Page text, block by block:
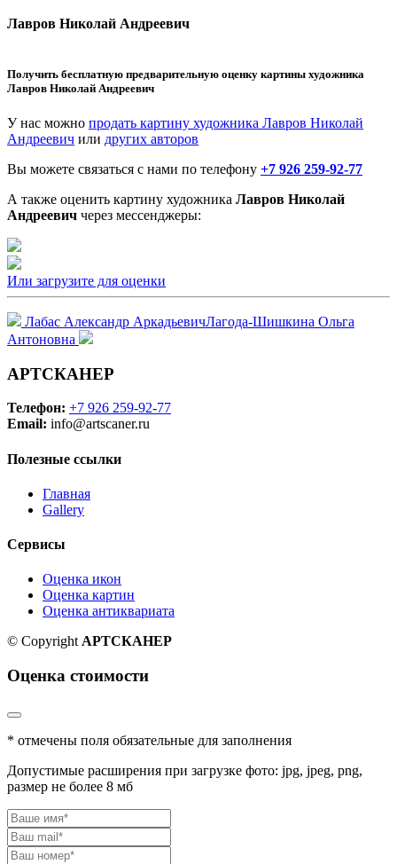
Лавров Николай Андреевич
Получить бесплатную предварительную оценку картины художника
Лавров Николай Андреевич
У нас можно продать картину художника Лавров Николай
Андреевич или других авторов
Вы можете связаться с нами по телефону +7 926 259-92-77
А также оценить картину художника Лавров Николай
Андреевич через мессенджеры:
Или загрузите для оценки
Лабас Александр АркадьевичЛагода-Шишкина Ольга
Антоновна
АРТСКАНЕР
Телефон: +7 926 259-92-77
Email: info@artscaner.ru
Полезные ссылки
Главная
Gallery
Сервисы
Оценка икон
Оценка картин
Оценка антиквариата
© CopyrightАРТСКАНЕР
Оценка стоимости
* отмечены поля обязательные для заполнения
Допустимые расширения при загрузке фото: jpg, jpeg, png,
размер не более 8 мб